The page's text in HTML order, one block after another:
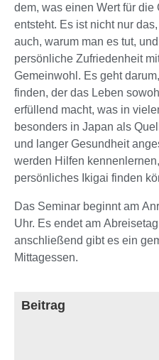
dem, was einen Wert für die
entsteht. Es ist nicht nur
auch, warum man es tut,
persönliche Zufriedenheit
Gemeinwohl. Es geht
finden, der das Leben
erfüllend macht, was in
besonders in Japan als
und langer Gesundheit
werden Hilfen
persönliches Ikigai finden
Das Seminar beginnt am
Uhr. Es endet am
anschließend gibt es ein
Mittagessen.
Beitrag